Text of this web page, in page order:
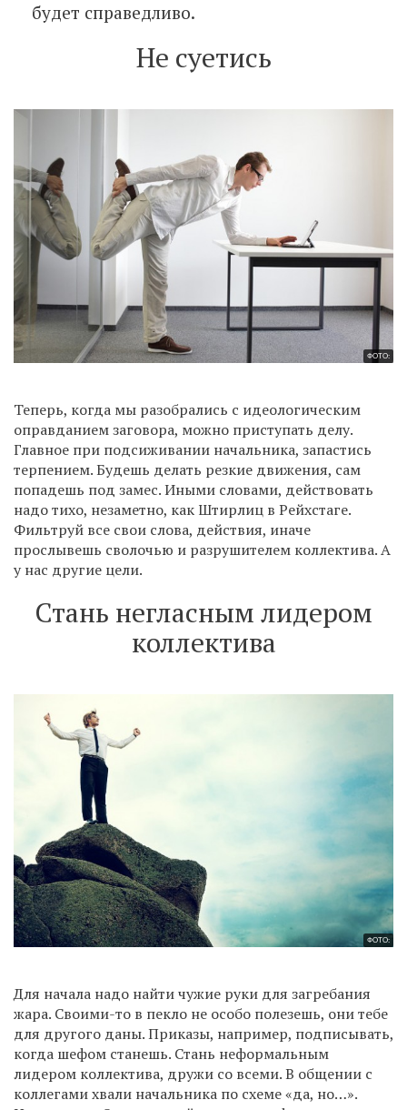
будет справедливо.
Не суетись
ФОТО:
Теперь, когда мы разобрались с идеологическим
оправданием заговора, можно приступать делу.
Главное при подсиживании начальника, запастись
терпением. Будешь делать резкие движения, сам
попадешь под замес. Иными словами, действовать
надо тихо, незаметно, как Штирлиц в Рейхстаге.
Фильтруй все свои слова, действия, иначе
прослывешь сволочью и разрушителем коллектива. А
у нас другие цели.
Стань негласным лидером
коллектива
ФОТО:
Для начала надо найти чужие руки для загребания
жара. Своими-то в пекло не особо полезешь, они тебе
для другого даны. Приказы, например, подписывать,
когда шефом станешь. Стань неформальным
лидером коллектива, дружи со всеми. В общении с
коллегами хвали начальника по схеме «да, но…».